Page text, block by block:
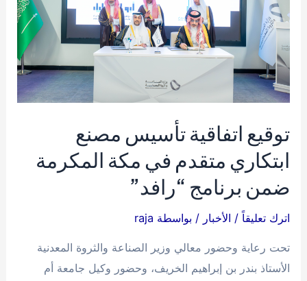
توقيع اتفاقية تأسيس مصنع
ابتكاري متقدم في مكة المكرمة
ضمن برنامج “رافد”
اترك تعليقاً / الأخبار / بواسطة raja
تحت رعاية وحضور معالي وزير الصناعة والثروة المعدنية
الأستاذ بندر بن إبراهيم الخريف، وحضور وكيل جامعة أم